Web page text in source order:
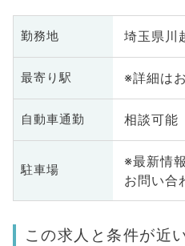
勤務地 埼玉県川
最寄り駅 ※詳細は
自動車通勤 相談可能
駐車場
※最新情
お問い合
この求人と条件が近